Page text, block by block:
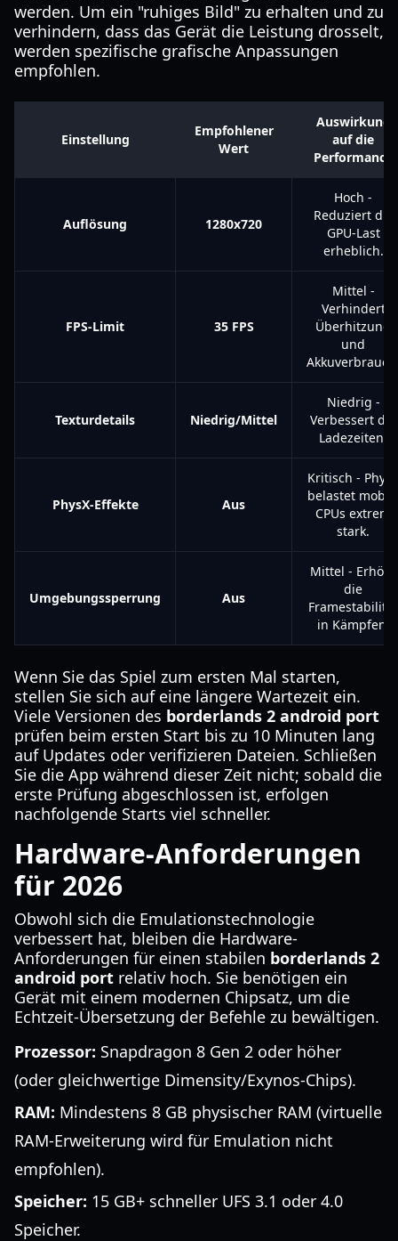
werden. Um ein "ruhiges Bild" zu erhalten und zu
verhindern, dass das Gerät die Leistung drosselt,
werden spezifische grafische Anpassungen
empfohlen.
Einstellung
Empfohlener
Wert
Auswirkung
auf die
Performance
Auflösung 1280x720
Hoch -
Reduziert die
GPU-Last
erheblich.
FPS-Limit 35 FPS
Mittel -
Verhindert
Überhitzung
und
Texturdetails Niedrig/Mittel
Niedrig -
Verbessert die
Ladezeiten.
PhysX-Effekte Aus
Kritisch - PhysX
belastet
CPUs extrem
stark.
Umgebungssperrung Aus
Mittel - Erhöht
die
Framestabilität
in Kämpfen.
Wenn Sie das Spiel zum ersten Mal starten,
stellen Sie sich auf eine längere Wartezeit ein.
Viele Versionen des borderlands 2 android port
prüfen beim ersten Start bis zu 10 Minuten lang
auf Updates oder verifizieren Dateien. Schließen
Sie die App während dieser Zeit nicht; sobald die
erste Prüfung abgeschlossen ist, erfolgen
nachfolgende Starts viel schneller.
Hardware-Anforderungen
für 2026
Obwohl sich die Emulationstechnologie
verbessert hat, bleiben die Hardware-
Anforderungen für einen stabilen borderlands 2
android port relativ hoch. Sie benötigen ein
Gerät mit einem modernen Chipsatz, um die
Echtzeit-Übersetzung der Befehle zu bewältigen.
Prozessor: Snapdragon 8 Gen 2 oder höher
(oder gleichwertige Dimensity/Exynos-Chips).
RAM: Mindestens 8 GB physischer RAM (virtuelle
RAM-Erweiterung wird für Emulation nicht
empfohlen).
Speicher: 15 GB+ schneller UFS 3.1 oder 4.0
Speicher.